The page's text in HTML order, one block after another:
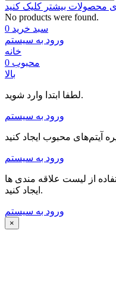
No products were found.
سبد خرید 0
ورود به سیستم
خانه
محبوب 0
بالا
لطفا ابتدا وارد شوید.
ورود به سیستم
ورود به سیستم
از لیست علاقه مندی ها
ایجاد کنید.
ورود به سیستم
×